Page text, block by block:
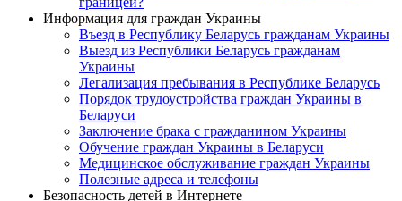
Информация для граждан Украины
Въезд в Республику Беларусь гражданам Украины
Выезд из Республики Беларусь гражданам
Украины
Легализация пребывания в Республике Беларусь
Порядок трудоустройства граждан Украины в
Беларуси
Заключение брака с гражданином Украины
Обучение граждан Украины в Беларуси
Медицинское обслуживание граждан Украины
Полезные адреса и телефоны
Безопасность детей в Интернете